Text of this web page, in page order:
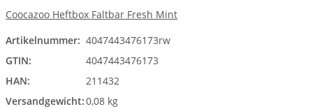
Coocazoo Heftbox Faltbar Fresh Mint
Artikelnummer: 4047443476173rw
GTIN:
4047443476173
HAN:
211432
Versandgewicht:0,08 kg